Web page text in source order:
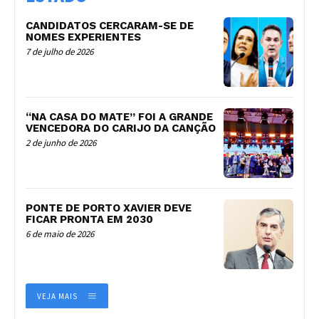
CANDIDATOS CERCARAM-SE DE
NOMES EXPERIENTES
7 de julho de 2026
“NA CASA DO MATE” FOI A GRANDE
VENCEDORA DO CARIJO DA CANÇÃO
2 de junho de 2026
PONTE DE PORTO XAVIER DEVE
FICAR PRONTA EM 2030
6 de maio de 2026
VEJA MAIS